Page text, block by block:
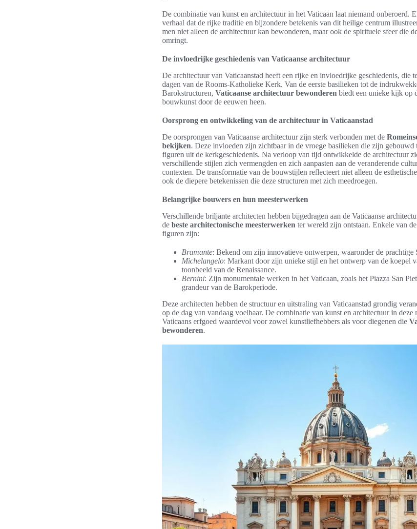
De combinatie van kunst en architectuur in het Vaticaan laat niemand onberoerd.
verhaal dat de rijke traditie en bijzondere betekenis van dit heilige centrum
men niet alleen de architectuur kan bewonderen, maar ook de spirituele sfeer die
omringt.
De invloedrijke geschiedenis van Vaticaanse architectuur
De architectuur van Vaticaanstad heeft een rijke en invloedrijke geschiedenis, die
dagen van de Rooms-Katholieke Kerk. Van de eerste basilieken tot de
Barokstructuren, Vaticaanse architectuur bewonderen biedt een unieke kijk op
bouwkunst door de eeuwen heen.
Oorsprong en ontwikkeling van de architectuur in Vaticaanstad
De oorsprongen van Vaticaanse architectuur zijn sterk verbonden met de
bekijken. Deze invloeden zijn zichtbaar in de vroege basilieken die zijn gebouwd
figuren uit de kerkgeschiedenis. Na verloop van tijd ontwikkelde de architectuur
verschillende stijlen zich vermengden en zich aanpasten aan de veranderende
contexten. De transformatie van de bouwstijlen reflecteert niet alleen de
ook de diepere betekenissen die deze structuren met zich meedroegen.
Belangrijke bouwers en hun meesterwerken
Verschillende briljante architecten hebben bijgedragen aan de Vaticaanse
de beste architectonische meesterwerken ter wereld zijn ontstaan. Enkele van
figuren zijn:
Bramante: Bekend om zijn innovatieve ontwerpen, waaronder de prachtige
Michelangelo: Markant door zijn unieke stijl en het ontwerp van de koepel
toonbeeld van de Renaissance.
Bernini: Zijn monumentale werken in het Vaticaan, zoals het Piazza San
grandeur van de Barokperiode.
Deze architecten hebben de structuur en uitstraling van Vaticaanstad grondig
op de dag van vandaag voelbaar. De combinatie van kunst en architectuur in deze
Vaticaans erfgoed waardevol voor zowel kunstliefhebbers als voor diegenen die
bewonderen.